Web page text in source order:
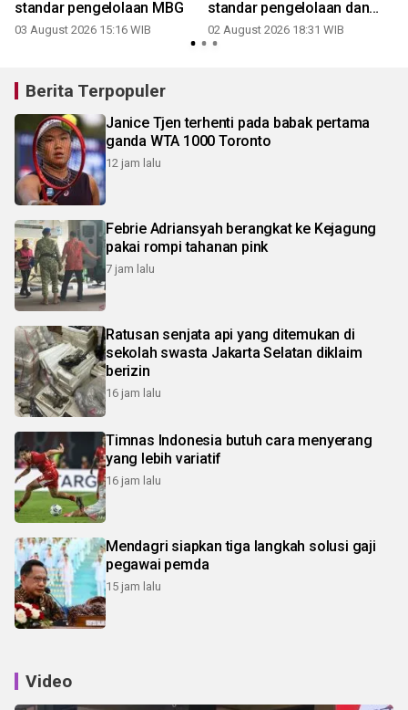
standar pengelolaan MBG
03 August 2026 15:16 WIB
standar pengelolaan dan
pelayanan MBG
02 August 2026 18:31 WIB
Berita Terpopuler
Janice Tjen terhenti pada babak pertama
ganda WTA 1000 Toronto
12 jam lalu
Febrie Adriansyah berangkat ke Kejagung
pakai rompi tahanan pink
7 jam lalu
Ratusan senjata api yang ditemukan di
sekolah swasta Jakarta Selatan diklaim
berizin
16 jam lalu
Timnas Indonesia butuh cara menyerang
yang lebih variatif
16 jam lalu
Mendagri siapkan tiga langkah solusi gaji
pegawai pemda
15 jam lalu
Video